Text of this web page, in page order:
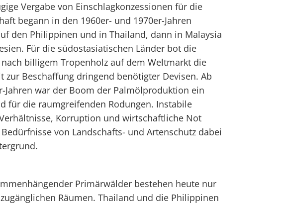
Vergabe von Einschlagkonzessionen für die
begann in den 1960er- und 1970er-Jahren
den Philippinen und in Thailand, dann in Malaysia
Für die südostasiatischen Länder bot die
billigem Tropenholz auf dem Weltmarkt die
zur Beschaffung dringend benötigter Devisen. Ab
Jahren war der Boom der Palmölproduktion ein
für die raumgreifenden Rodungen. Instabile
Korruption und wirtschaftliche Not
von Landschafts- und Artenschutz dabei
Primärwälder bestehen heute nur
Räumen. Thailand und die Philippinen